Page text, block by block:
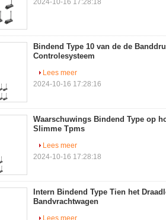
2024-10-16 17:28:18
Bindend Type 10 van de de
Controlesysteem
Lees meer
2024-10-16 17:28:16
Waarschuwings Bindend Type op
Slimme Tpms
Lees meer
2024-10-16 17:28:18
Intern Bindend Type Tien het
Bandvrachtwagen
Lees meer